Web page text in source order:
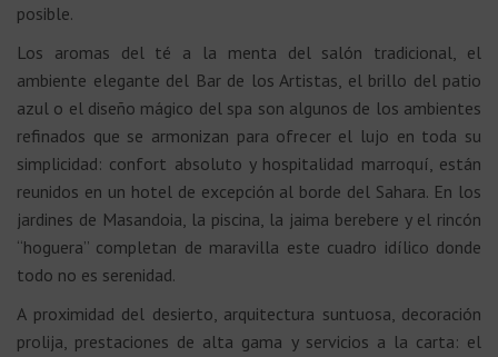
posible.
Los aromas del té a la menta del salón tradicional, el
ambiente elegante del Bar de los Artistas, el brillo del patio
azul o el diseño mágico del spa son algunos de los ambientes
refinados que se armonizan para ofrecer el lujo en toda su
simplicidad: confort absoluto y hospitalidad marroquí, están
reunidos en un hotel de excepción al borde del Sahara. En los
jardines de Masandoia, la piscina, la jaima berebere y el rincón
“hoguera” completan de maravilla este cuadro idílico donde
todo no es serenidad.
A proximidad del desierto, arquitectura suntuosa, decoración
prolija, prestaciones de alta gama y servicios a la carta: el